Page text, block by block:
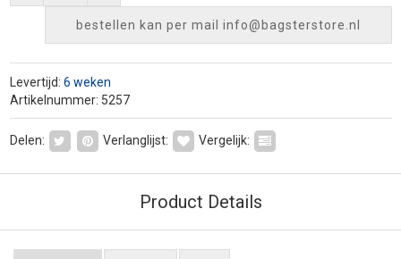
bestellen kan per mail info@bagsterstore.nl
Levertijd: 6 weken
Artikelnummer: 5257
Delen: Verlanglijst: Vergelijk:
Product Details